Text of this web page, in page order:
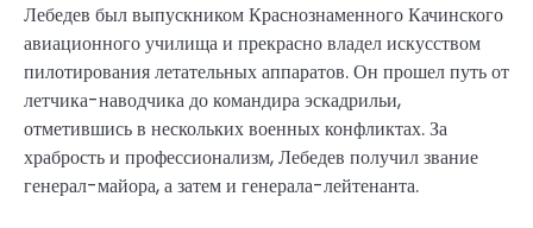
Лебедев был выпускником Краснознаменного Качинского
авиационного училища и прекрасно владел искусством
пилотирования летательных аппаратов. Он прошел путь от
летчика-наводчика до командира эскадрильи,
отметившись в нескольких военных конфликтах. За
храбрость и профессионализм, Лебедев получил звание
генерал-майора, а затем и генерала-лейтенанта.